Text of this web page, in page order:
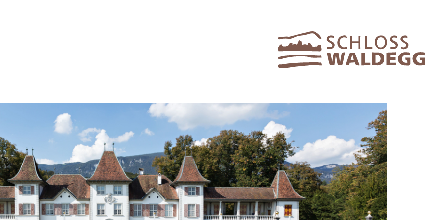
pratiques Offres
Adultes
Visites guidées publiques
Visites guidées privées
Location
Événement privé
Mariages civils
Événement d'entreprise